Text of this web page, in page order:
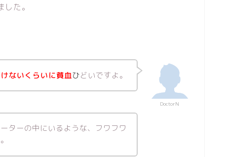
た。
DoctorN
ないくらいに貧血ひどいですよ。
ターの中にいるような、フワフワ